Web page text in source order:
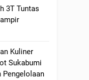
3T Tuntas
Kuliner
Sukabumi
Pengelolaan